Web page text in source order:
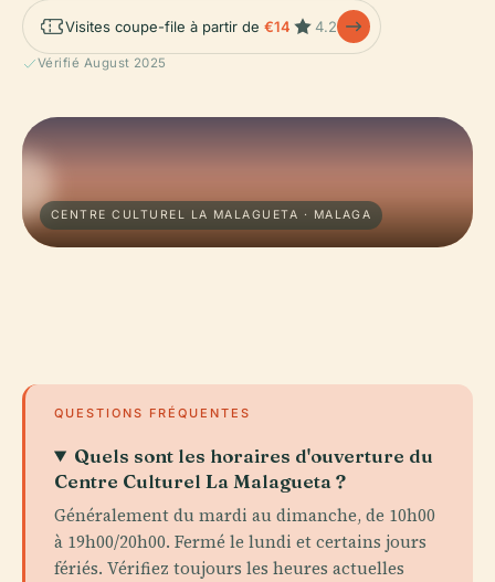
Visites coupe-file à partir de €14 4.2
Vérifié August 2025
CENTRE CULTUREL LA MALAGUETA · MALAGA
QUESTIONS FRÉQUENTES
Quels sont les horaires d'ouverture du
Centre Culturel La Malagueta ?
Généralement du mardi au dimanche, de 10h00
à 19h00/20h00. Fermé le lundi et certains jours
fériés. Vérifiez toujours les heures actuelles